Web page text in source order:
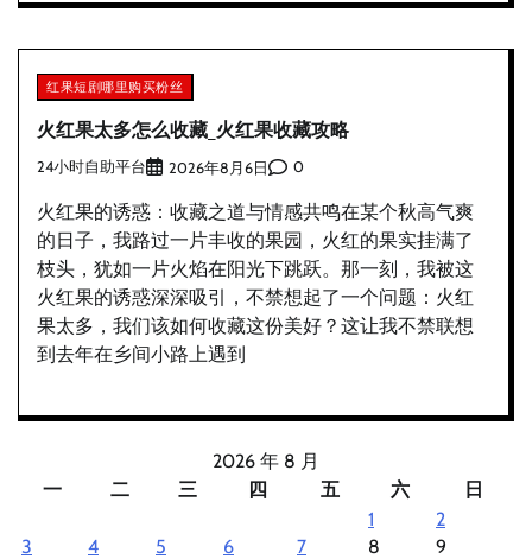
红果短剧哪里购买粉丝
火红果太多怎么收藏_火红果收藏攻略
24小时自助平台 2026年8月6日 0
火红果的诱惑：收藏之道与情感共鸣在某个秋高气爽
的日子，我路过一片丰收的果园，火红的果实挂满了
枝头，犹如一片火焰在阳光下跳跃。那一刻，我被这
火红果的诱惑深深吸引，不禁想起了一个问题：火红
果太多，我们该如何收藏这份美好？这让我不禁联想
到去年在乡间小路上遇到
2026 年 8 月
一
二 三 四 五 六
日
1
2
3
4 5 6 7 8
9